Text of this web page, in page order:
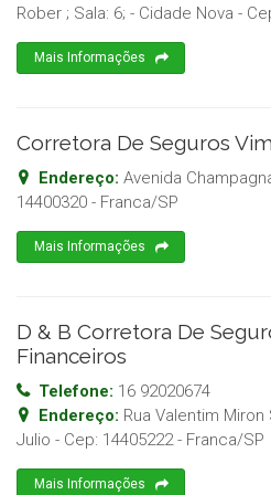
Rober ; Sala: 6; - Cidade Nova -
Mais Informações
Corretora De Seguros
Endereço: Avenida
14400320 - Franca/SP
Mais Informações
D & B Corretora De
Financeiros
Telefone: 16 92020674
Endereço: Rua Valentim
Julio - Cep: 14405222- Franca/SP
Mais Informações